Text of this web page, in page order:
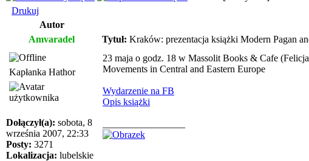
Drukuj
Autor
Amvaradel
Tytuł: Kraków: prezentacja książki Modern Pagan
Kapłanka Hathor
Dołączył(a): sobota, 8
września 2007, 22:33
Posty: 3271
Lokalizacja: lubelskie
23 maja o godz. 18 w Massolit Books & Cafe
Movements in Central and Eastern Europe
Wydarzenie na FB
Opis książki